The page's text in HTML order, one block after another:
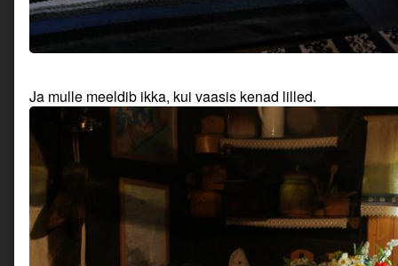
Ja mulle meeldib ikka, kui vaasis kenad lilled.